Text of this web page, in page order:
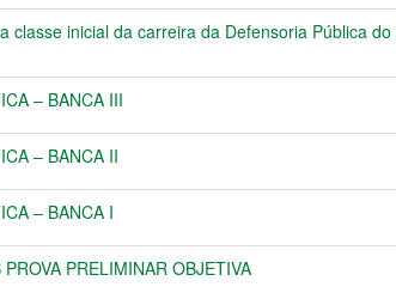
classe inicial da carreira da Defensoria Pública
– BANCA III
– BANCA II
– BANCA I
PRELIMINAR OBJETIVA